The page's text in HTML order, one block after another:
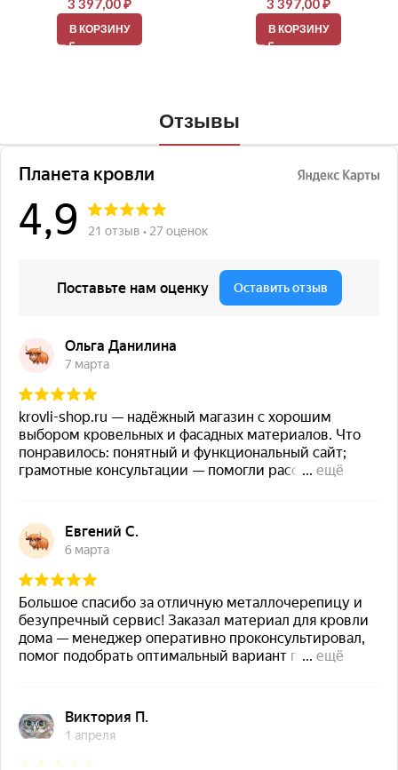
3 397,00₽
В КОРЗИНУ
3 397,00₽
В КОРЗИНУ
Отзывы